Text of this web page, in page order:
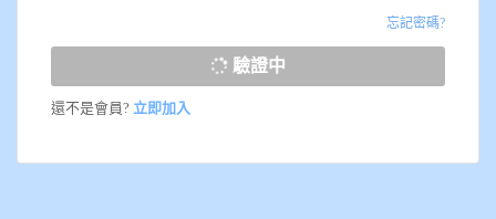
忘記密碼?
驗證中
還不是會員? 立即加入